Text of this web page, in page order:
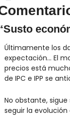
Últimamente los
expectación... El
precios está
de IPC e IPP se
No obstante,
seguir la evolución